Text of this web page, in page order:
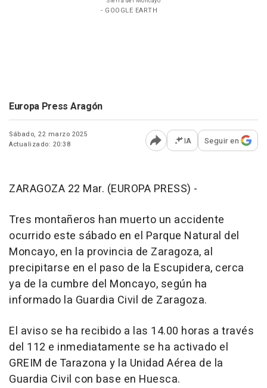
- GOOGLE EARTH
Europa Press Aragón
Sábado, 22 marzo 2025
Actualizado: 20:38
Abrir opciones para
IA Seguir en
ZARAGOZA 22 Mar. (EUROPA PRESS) -
Tres montañeros han muerto un accidente
ocurrido este sábado en el Parque Natural del
Moncayo, en la provincia de Zaragoza, al
precipitarse en el paso de la Escupidera, cerca
ya de la cumbre del Moncayo, según ha
informado la Guardia Civil de Zaragoza.
El aviso se ha recibido a las 14.00 horas a través
del 112 e inmediatamente se ha activado el
GREIM de Tarazona y la Unidad Aérea de la
Guardia Civil con base en Huesca.